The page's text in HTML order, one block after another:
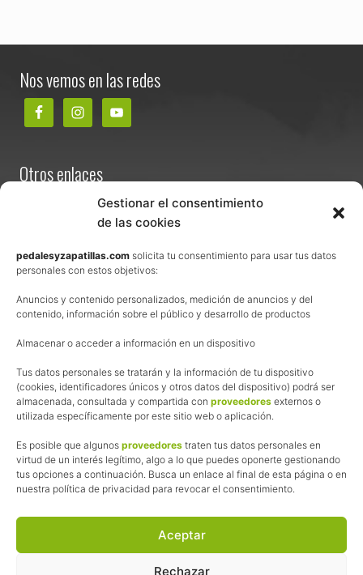
Gestionar el consentimiento
de las cookies
pedalesyzapatillas.com solicita tu consentimiento para usar tus datos
personales con estos objetivos:
Anuncios y contenido personalizados, medición de anuncios y del
contenido, información sobre el público y desarrollo de productos
Almacenar o acceder a información en un dispositivo
Tus datos personales se tratarán y la información de tu dispositivo
(cookies, identificadores únicos y otros datos del dispositivo) podrá ser
almacenada, consultada y compartida con proveedores externos o
utilizada específicamente por este sitio web o aplicación.
Es posible que algunos proveedores traten tus datos personales en
virtud de un interés legítimo, algo a lo que puedes oponerte gestionando
tus opciones a continuación. Busca un enlace al final de esta página o en
nuestra política de privacidad para revocar el consentimiento.
Aceptar
Rechazar
Nos vemos en las redes
Otros enlaces
Términos y condiciones de venta
Política de privacidad
Política de cookies
Afiliación
La web de Pedalesyzapatillas utiliza programas de afiliación.
¿Qué significa esto?
Cuando recomiendo algún producto, pongo enlaces a tiendas
online que utilizo y, por cada compra que realizas, me llevo
una comisión sin que a ti te cueste más dinero.
Esas comisiones me permiten seguir manteniendo esta web,
las inscripciones a muchas de las marchas para después
Siempre escribo sobre productos y tiendas que he probado